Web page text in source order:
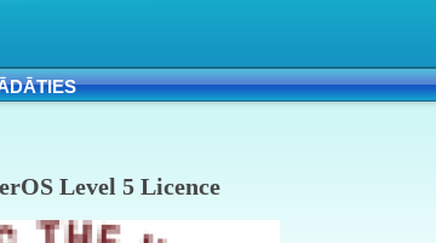
Level 5 Licence